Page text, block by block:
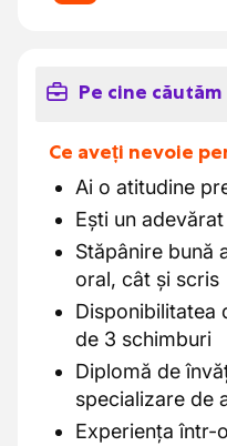
Pe cine căutăm
Ce aveți nevoie
Ai o atitudine
Ești un
Stăpânire bună
oral, cât și scris
Disponibilitatea
de 3 schimburi
Diplomă de
specializare de
Experiența într-